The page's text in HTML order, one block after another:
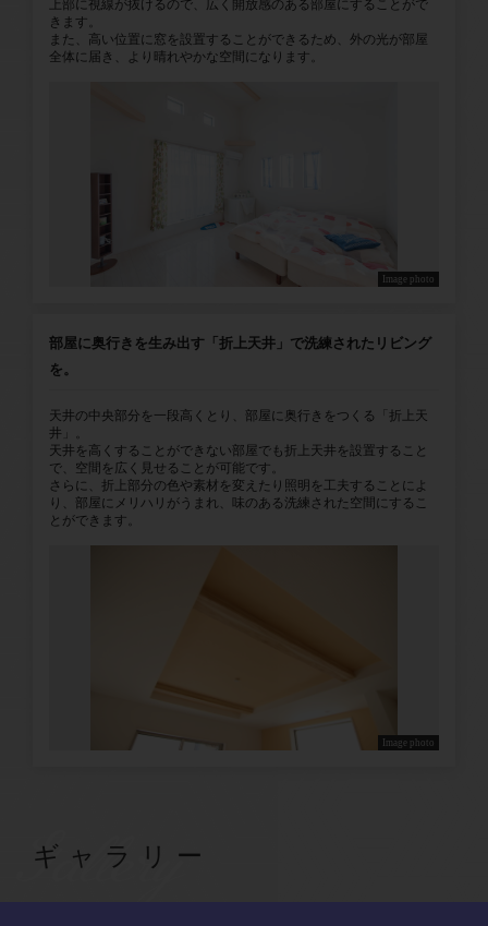
上部に視線が抜けるので、広く開放感のある部屋にすることがで
きます。
また、高い位置に窓を設置することができるため、外の光が部屋
全体に届き、より晴れやかな空間になります。
Image photo
部屋に奥行きを生み出す「折上天井」で洗練されたリビング
を。
天井の中央部分を一段高くとり、部屋に奥行きをつくる「折上天
井」。
天井を高くすることができない部屋でも折上天井を設置すること
で、空間を広く見せることが可能です。
さらに、折上部分の色や素材を変えたり照明を工夫することによ
り、部屋にメリハリがうまれ、味のある洗練された空間にするこ
とができます。
Image photo
ギャラリー